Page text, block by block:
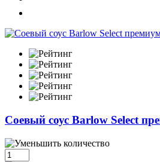
Cоевый соус Barlow Select